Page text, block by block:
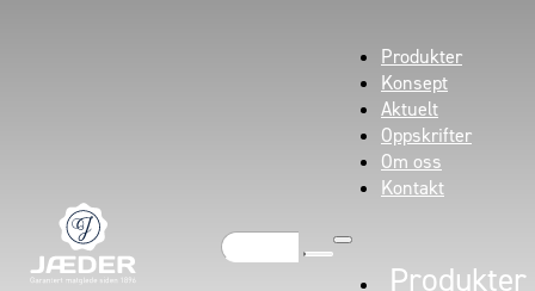
Søk
Produkter
Konsept
Aktuelt
Oppskrifter
Om oss
Kontakt
Produkter